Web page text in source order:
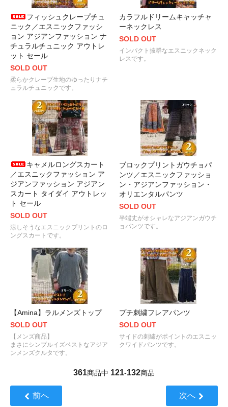
フィッシュクレープチュ
ニック／エスニックファッシ
ョン アジアンファッション ナ
チュラルチュニック アウトレ
ット セール
SOLD OUT
柔らかクレープ生地のゆったりナチ
ュラルチュニックです。
カラフルドリームキャッチャ
ーネックレス
SOLD OUT
インパクト抜群なエスニックネック
レスです。
キャメルロングスカート
／エスニックファッション ア
ジアンファッション アジアン
スカート タイダイ アウトレッ
ト セール
SOLD OUT
涼しそうなエスニックプリントのロ
ングスカートです。
ブロックプリントガウチョパ
ンツ／エスニックファッショ
ン・アジアンファッション・
オリエンタルパンツ
SOLD OUT
半端丈がオシャレなアジアンガウチ
ョパンツです。
【Amina】ラルメンズトップ
SOLD OUT
【メンズ商品】
まさにシンプルイズベストなアジア
ンメンズクルタです。
プチ刺繍フレアパンツ
SOLD OUT
サイドの刺繍がポイントのエスニッ
クワイドパンツです。
361商品中 121-132商品
前へ 次へ